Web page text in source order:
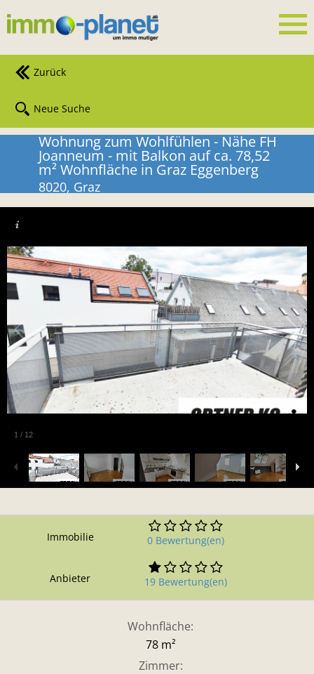
Zurück
Neue Suche
Wohnung zum Wohlfühlen - Nähe FH
Joanneum - mit Balkon auf ca. 78,52
m² Wohnfläche in Graz Eggenberg
8020, Graz
1 / 12
Immobilie 0 Bewertung(en)
Anbieter 19 Bewertung(en)
Wohnfläche:
78 m²
Zimmer: